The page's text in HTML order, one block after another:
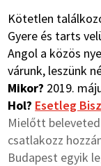
Kötetlen
Gyere és tarts
Angol a közös
várunk, leszünk
Mikor? 2019.
Hol? Esetleg
Mielőtt
csatlakozz
Budapest egyik